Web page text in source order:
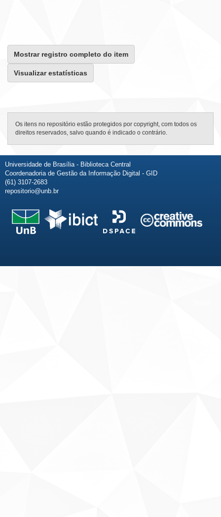
Mostrar registro completo do item
Visualizar estatísticas
Os itens no repositório estão protegidos por copyright, com todos os
direitos reservados, salvo quando é indicado o contrário.
Universidade de Brasília - Biblioteca Central
Coordenadoria de Gestão da Informação Digital - GID
(61) 3107-2683
repositorio@unb.br